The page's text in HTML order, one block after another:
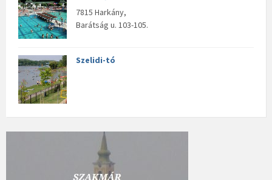
7815 Harkány,
Barátság u. 103-105.
Szelidi-tó